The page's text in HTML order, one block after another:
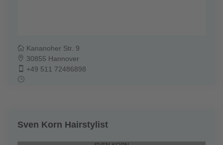
Kananoher Str. 9
30855 Hannover
+49 511 72486898
Sven Korn Hairstylist